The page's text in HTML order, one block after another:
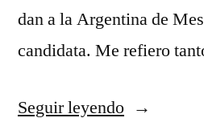
dan a la Argentina de
candidata. Me refiero
Seguir leyendo